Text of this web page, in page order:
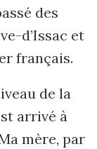
des
d’Issac et
français.
de la
arrivé à
mère, par